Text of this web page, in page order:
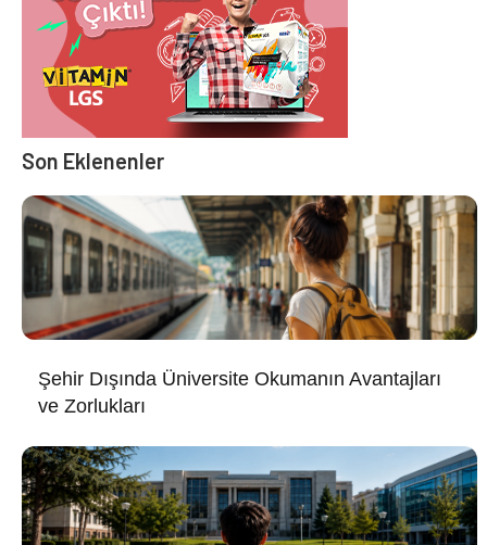
Son Eklenenler
Şehir Dışında Üniversite Okumanın Avantajları
ve Zorlukları